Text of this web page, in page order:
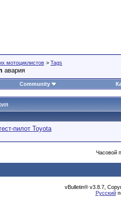
мотоциклистов > Tags
авария
Community
пилот Toyota
Часовой
vBulletin® v3.8.7,
Русский